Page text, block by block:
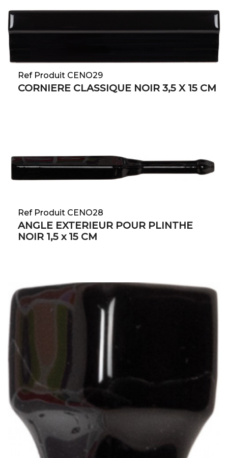
Ref Produit CENO29
CORNIERE CLASSIQUE NOIR 3,5 X 15 CM
Ref Produit CENO28
ANGLE EXTERIEUR POUR PLINTHE
NOIR 1,5 x 15 CM